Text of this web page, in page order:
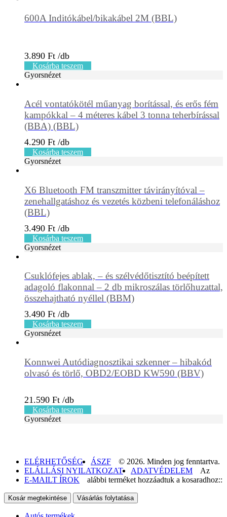
600A Inditókábel/bikakábel 2M (BBL)
3.890 Ft
Kosárba teszem
Gyorsnézet
Acél vontatókötél műanyag borítással, és erős fém
kampókkal – 4 méteres kábel 3 tonna teherbírással
(BBA) (BBL)
4.290 Ft
Kosárba teszem
Gyorsnézet
X6 Bluetooth FM transzmitter távirányítóval –
zenehallgatáshoz és vezetés közbeni telefonáláshoz
(BBL)
3.490 Ft
Kosárba teszem
Gyorsnézet
Csuklófejes ablak, – és szélvédőtisztító beépített
adagoló flakonnal – 2 db mikroszálas törlőhuzattal,
összehajtható nyéllel (BBM)
3.490 Ft
Kosárba teszem
Gyorsnézet
Konnwei Autódiagnosztikai szkenner – hibakód
olvasó és törlő, OBD2/EOBD KW590 (BBV)
21.590 Ft
Kosárba teszem
Gyorsnézet
ELÉRHETŐSÉG
ÁSZF
ELÁLLÁSI NYILATKOZAT
ADATVÉDELEM
E-MAILT ÍROK
© 2026. Minden jog fenntartva.
Az
alábbi terméket hozzáadtuk a kosaradhoz::
Kosár megtekintése Vásárlás folytatása